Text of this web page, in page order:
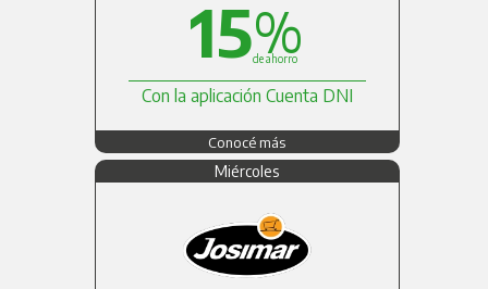
15%
de ahorro
Con la aplicación Cuenta DNI
Conocé más
Miércoles